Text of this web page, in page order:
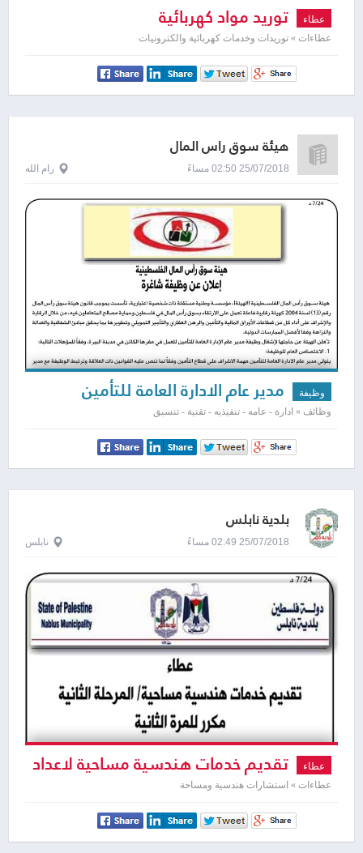
عطاء توريد مواد كهربائية
عطاءات » توريدات وخدمات كهربائية والكترونيات
هيئة سوق رأس المال
25/07/2018 02:50 مساءً رام الله
وظيفة مدير عام الادارة العامة للتأمين
وظائف » ادارة - عامه - تنفيذيه - تقنية - تنسيق
بلدية نابلس
25/07/2018 02:49 مساءً نابلس
عطاء تقديم خدمات هندسية مساحية لاعداد
مخططات مساحية لتنظيم و تسوية و متابعة
تسجيل القطع او اجزاء من القطع في كافة
الاحواض ذات الارقام من اراضي مدينة نابلس
عطاءات » استشارات هندسية ومساحة